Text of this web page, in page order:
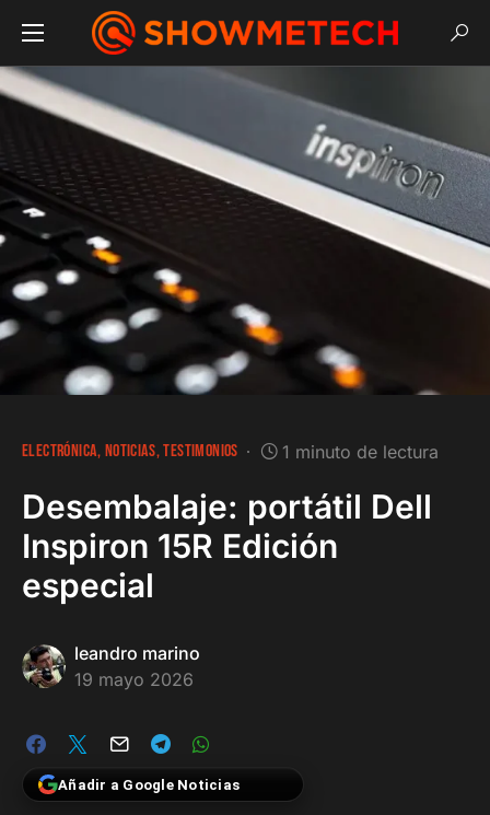
ELECTRÓNICA NOTICIAS TESTIMONIOS 1 minuto de lectura
Desembalaje: portátil Dell
Inspiron 15R Edición
especial
leandro marino
19 mayo 2026
Añadir a Google Noticias